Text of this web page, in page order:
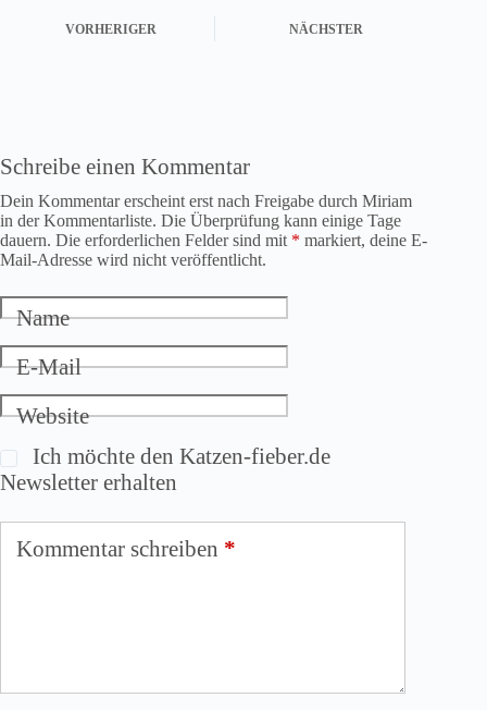
VORHERIGER NÄCHSTER
Schreibe einen Kommentar
Dein Kommentar erscheint erst nach Freigabe durch Miriam
in der Kommentarliste. Die Überprüfung kann einige Tage
dauern. Die erforderlichen Felder sind mit * markiert, deine E-
Mail-Adresse wird nicht veröffentlicht.
Name
E-Mail
Website
Ich möchte den Katzen-fieber.de
Newsletter erhalten
Kommentar schreiben *